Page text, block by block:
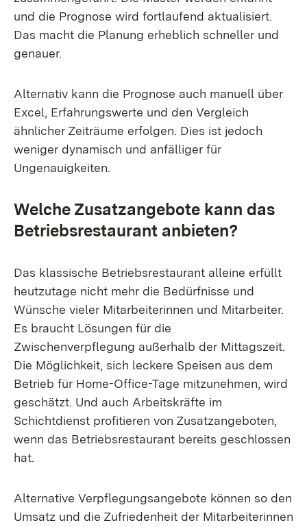
und die Prognose wird fortlaufend aktualisiert.
Das macht die Planung erheblich schneller und
genauer.
Alternativ kann die Prognose auch manuell über
Excel, Erfahrungswerte und den Vergleich
ähnlicher Zeiträume erfolgen. Dies ist jedoch
weniger dynamisch und anfälliger für
Ungenauigkeiten.
Welche Zusatzangebote kann das
Betriebsrestaurant anbieten?
Das klassische Betriebsrestaurant alleine erfüllt
heutzutage nicht mehr die Bedürfnisse und
Wünsche vieler Mitarbeiterinnen und Mitarbeiter.
Es braucht Lösungen für die
Zwischenverpflegung außerhalb der Mittagszeit.
Die Möglichkeit, sich leckere Speisen aus dem
Betrieb für Home-Office-Tage mitzunehmen, wird
geschätzt. Und auch Arbeitskräfte im
Schichtdienst profitieren von Zusatzangeboten,
wenn das Betriebsrestaurant bereits geschlossen
hat.
Alternative Verpflegungsangebote können so den
Umsatz und die Zufriedenheit der Mitarbeiterinnen